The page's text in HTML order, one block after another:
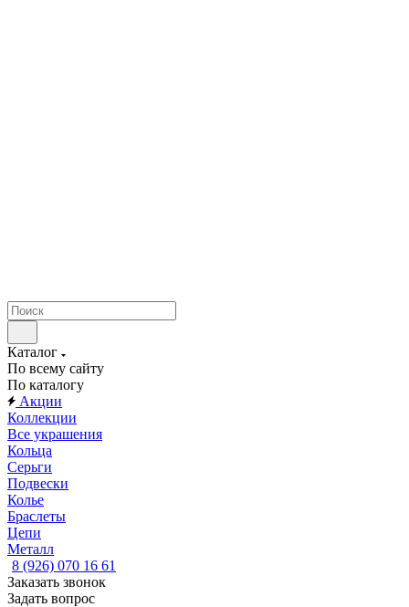
Каталог
По всему сайту
По каталогу
Акции
Коллекции
Все украшения
Кольца
Серьги
Подвески
Колье
Браслеты
Цепи
Металл
8 (926) 070 16 61
Заказать звонок
Задать вопрос